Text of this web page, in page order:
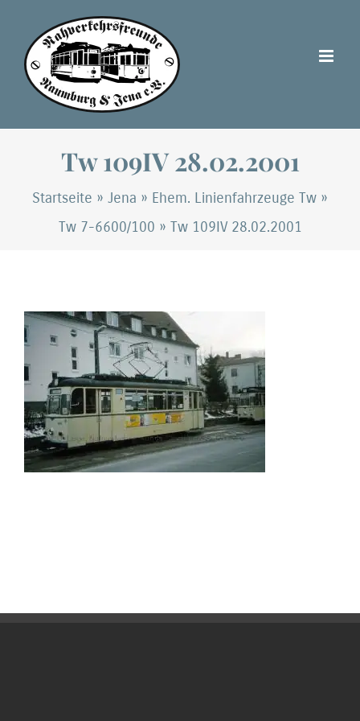
Inhalt
springen
Tw 109IV 28.02.2001
Startseite » Jena » Ehem. Linienfahrzeuge Tw »
Tw 7-6600/100 » Tw 109IV 28.02.2001